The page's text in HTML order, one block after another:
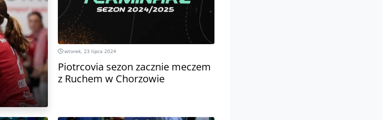
wtorek, 23 lipca 2024
Piotrcovia sezon zacznie meczem
z Ruchem w Chorzowie